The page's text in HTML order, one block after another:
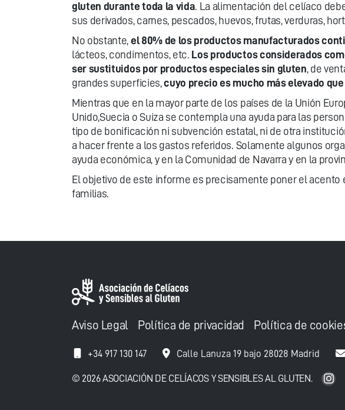
gluten durante toda la vida. La alimentación del celíaco
sus derivados, carnes, pescados, huevos, frutas, verduras,
No obstante, el 80% de los productos manufacturados
lácteos, condimentos, etc. Los productos considerados
ser sustituidos por productos especiales sin gluten, de
grandes superficies,cuyo precio es mucho más elevado
Mientras que en la mayor parte de los países de la Unión
Unido,Suecia o Suiza se contempla una ayuda para las
tipo de bonificación ni subvención estatal, ni de otra
a hacer frente a los gastos referidos. Solamente algunos
ayuda económica, y en la Comunidad de Navarra y en la
El objetivo de este informe es precisamente poner el
familias.
Aviso Legal Política de privacidad Política de
+34 917 130 147 Calle Lanuza 19 bajo 28028 Madrid
© 2026 ASOCIACIÓN DE CELÍACOS Y SENSIBLES AL GLUTEN.